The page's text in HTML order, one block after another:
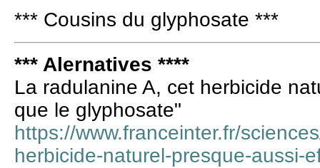
*** Cousins du glyphosate ***
*** Alernatives ****
La radulanine A, cet herbicide
que le glyphosate"
https://www.franceinter.fr/
herbicide-naturel-presque-aussi-